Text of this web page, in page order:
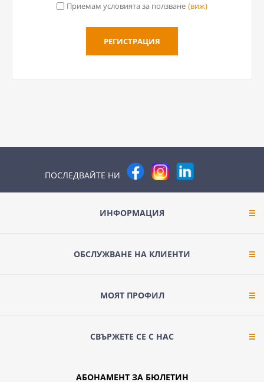
Приемам условията за ползване (виж)
ПОСЛЕДВАЙТЕ НИ
ИНФОРМАЦИЯ
ОБСЛУЖВАНЕ НА КЛИЕНТИ
МОЯТ ПРОФИЛ
СВЪРЖЕТЕ СЕ С НАС
АБОНАМЕНТ ЗА БЮЛЕТИН